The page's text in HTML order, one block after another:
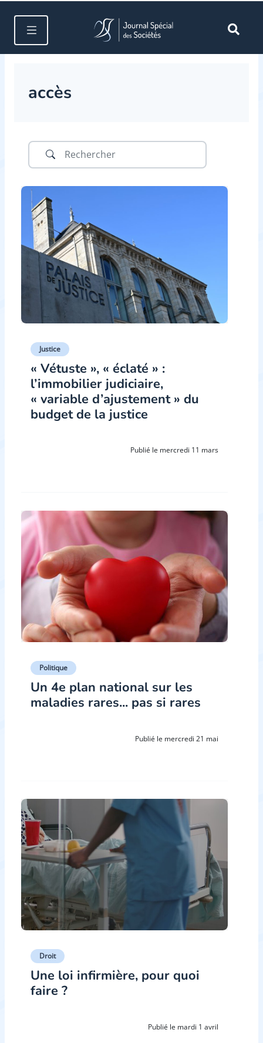
accès
Justice
« Vétuste », « éclaté » :
l’immobilier judiciaire,
« variable d’ajustement » du
budget de la justice
Publié le mercredi 11 mars
Politique
Un 4e plan national sur les
maladies rares... pas si rares
Publié le mercredi 21 mai
Droit
Une loi infirmière, pour quoi
faire ?
Publié le mardi 1 avril